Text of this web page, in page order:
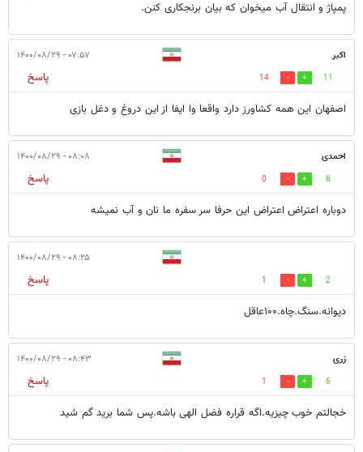
پمپاژ و انتقال آب میخوان که بیان برنجکاری کنن.‌
اکبر ۰۷:۵۷ - ۱۴۰۰/۰۸/۲۹
11
14
پاسخ
اصفهان این همه کشاورز دارد واقعا وا ایفا از این دروغ و دغل بازی
احمدی ۰۸:۰۸ - ۱۴۰۰/۰۸/۲۹
6
0
پاسخ
دوباره اعتراض اعتراض این حرفا سر سفره ما نان و آب نمیشه
۰۸:۲۵ - ۱۴۰۰/۰۸/۲۹
2
1
پاسخ
دیوانه.سنگ.چاه.۱۰۰عاقل
زری‌ ۰۸:۴۳ - ۱۴۰۰/۰۸/۲۹
6
1
پاسخ
خجالتم خوب چیزیه.اگه قراره فضل الهی باشه.پس شما برید گم شید